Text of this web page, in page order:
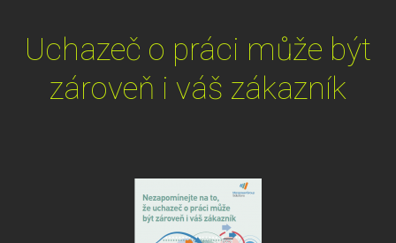
Uchazeč o práci může být
zároveň i váš zákazník